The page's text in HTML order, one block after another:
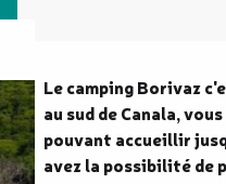
Le camping Borivaz
au sud de Canala,
pouvant accueillir
avez la possibilité